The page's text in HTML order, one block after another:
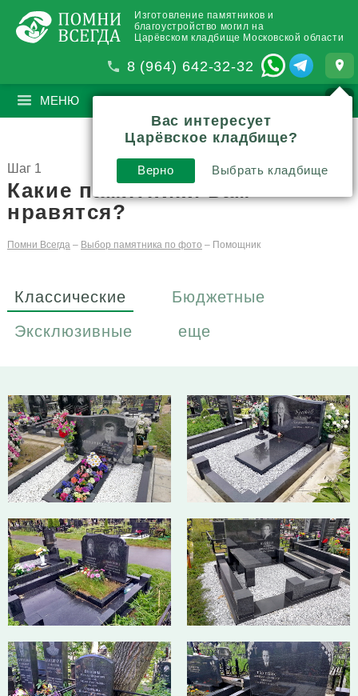
Изготовление памятников и
благоустройство могил на
Царёвском кладбище Московской области
8 (964) 642-32-32
МЕНЮ ПОИСК
Шаг 1
Какие памятники вам
нравятся?
Помни Всегда – Выбор памятника по фото – Помощник
Классические
Бюджетные
Эксклюзивные
еще
Вас интересует
Царёвское кладбище?
Верно Выбрать кладбище